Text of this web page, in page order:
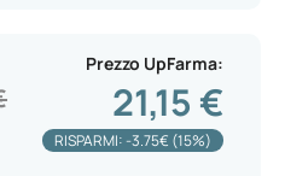
Prezzo UpFarma
21,15 €
RISPARMI: -3.75€ (15%)